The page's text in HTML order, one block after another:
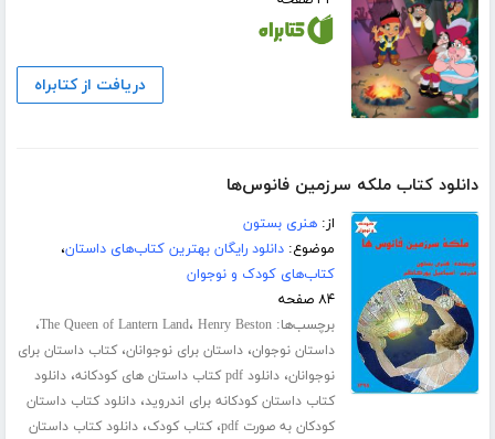
دریافت از کتابراه
دانلود کتاب ملکه سرزمین فانوس‌ها
از:هنری بستون
موضوع:دانلود رایگان بهترین کتاب‌های داستان،
کتاب‌های کودک و نوجوان
۸۴ صفحه
برچسب‌ها:
The Queen of Lantern Land، Henry Beston ،
داستان نوجوان،داستان برای نوجوانان،کتاب داستان برای
نوجوانان،دانلود pdf کتاب داستان های کودکانه ،دانلود
کتاب داستان کودکانه برای اندروید،دانلود کتاب داستان
کودکان به صورت pdf
،کتاب کودک،دانلود کتاب داستان